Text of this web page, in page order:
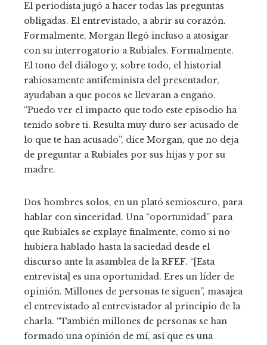
El periodista jugó a hacer todas las preguntas
obligadas. El entrevistado, a abrir su corazón.
Formalmente, Morgan llegó incluso a atosigar
con su interrogatorio a Rubiales. Formalmente.
El tono del diálogo y, sobre todo, el historial
rabiosamente antifeminista del presentador,
ayudaban a que pocos se llevaran a engaño.
“Puedo ver el impacto que todo este episodio ha
tenido sobre ti. Resulta muy duro ser acusado de
lo que te han acusado”, dice Morgan, que no deja
de preguntar a Rubiales por sus hijas y por su
madre.
Dos hombres solos, en un plató semioscuro, para
hablar con sinceridad. Una “oportunidad” para
que Rubiales se explaye finalmente, como si no
hubiera hablado hasta la saciedad desde el
discurso ante la asamblea de la RFEF. “[Esta
entrevista] es una oportunidad. Eres un líder de
opinión. Millones de personas te siguen”, masajea
el entrevistado al entrevistador al principio de la
charla. “También millones de personas se han
formado una opinión de mí, así que es una